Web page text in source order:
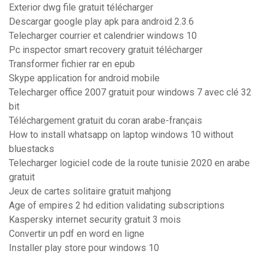
Exterior dwg file gratuit télécharger
Descargar google play apk para android 2.3.6
Telecharger courrier et calendrier windows 10
Pc inspector smart recovery gratuit télécharger
Transformer fichier rar en epub
Skype application for android mobile
Telecharger office 2007 gratuit pour windows 7 avec clé 32
bit
Téléchargement gratuit du coran arabe-français
How to install whatsapp on laptop windows 10 without
bluestacks
Telecharger logiciel code de la route tunisie 2020 en arabe
gratuit
Jeux de cartes solitaire gratuit mahjong
Age of empires 2 hd edition validating subscriptions
Kaspersky internet security gratuit 3 mois
Convertir un pdf en word en ligne
Installer play store pour windows 10